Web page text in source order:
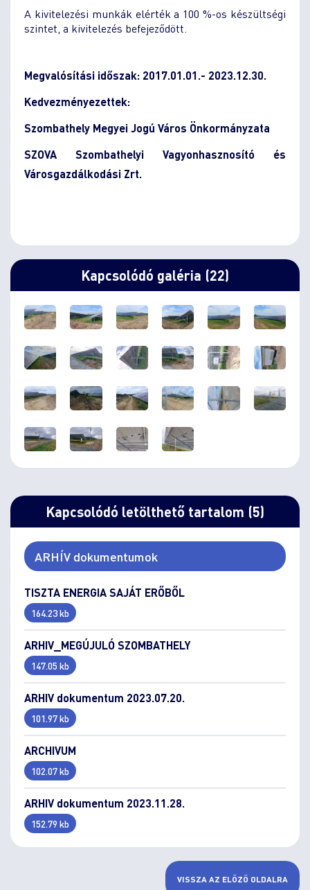
A kivitelezési munkák elérték a 100 %-os készültségi
szintet, a kivitelezés befejeződött.
Megvalósítási időszak: 2017.01.01.- 2023.12.30.
Kedvezményezettek:
Szombathely Megyei Jogú Város Önkormányzata
SZOVA Szombathelyi Vagyonhasznosító és
Városgazdálkodási Zrt.
Kapcsolódó galéria (22)
Kapcsolódó letölthető tartalom (5)
ARHÍV dokumentumok
TISZTA ENERGIA SAJÁT ERŐBŐL
164.23 kb
ARHIV_MEGÚJULÓ SZOMBATHELY
147.05 kb
ARHIV dokumentum 2023.07.20.
101.97 kb
ARCHIVUM
102.07 kb
ARHIV dokumentum 2023.11.28.
152.79 kb
VISSZA AZ ELŐZŐ OLDALRA